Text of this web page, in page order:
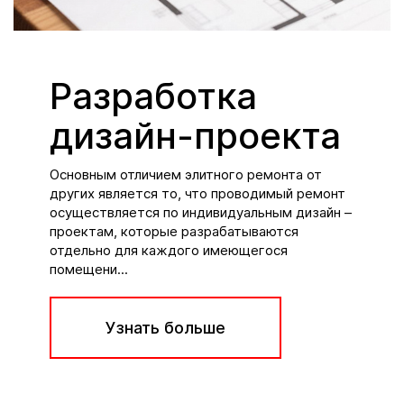
Разработка
дизайн-проекта
Основным отличием элитного ремонта от
других является то, что проводимый ремонт
осуществляется по индивидуальным дизайн –
проектам, которые разрабатываются
отдельно для каждого имеющегося
помещени...
Узнать больше